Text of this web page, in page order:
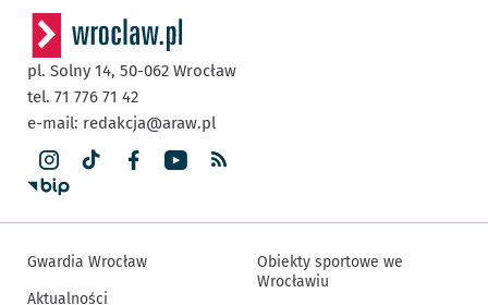
pl. Solny 14, 50-062 Wrocław
tel. 71 776 71 42
e-mail: redakcja@araw.pl
Gwardia Wrocław
Aktualności
Obiekty sportowe we
Wrocławiu